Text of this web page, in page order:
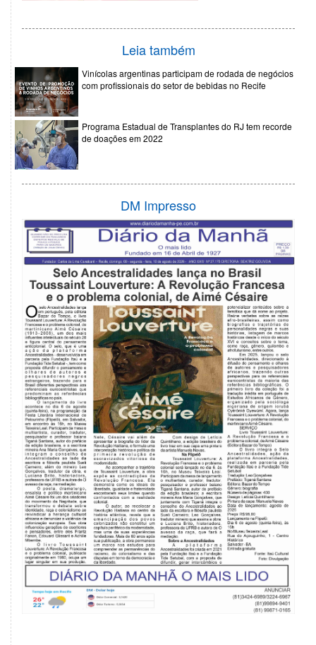
Leia também
Vinícolas argentinas participam de rodada de negócios
com profissionais do setor de bebidas no Recife
Programa Estadual de Transplantes do RJ tem recorde
de doações em 2022
DM Impresso